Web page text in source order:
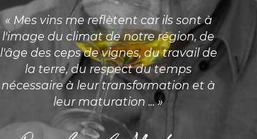
« Mes vins me reflètent car ils sont à
l'image du climat de notre région, de
l'âge des ceps de vignes, du travail de
la terre, du respect du temps
nécessaire à leur transformation et à
leur maturation ... »